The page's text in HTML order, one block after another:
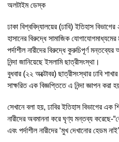
অলটাইম ডেস্ক
ঢাকা বিশ্ববিদ্যালয়ের (ঢাবি) ইতিহাস
হাসানের বিরুদ্ধে সামাজিক
পর্দাশীল নারীদের বিরুদ্ধে কুরুচিপূর্ণ
নিন্দা জানিয়েছে ইসলামি ছাত্রীসংস্থা।
বুধবার (২২ অক্টোবর) ছাত্রীসংস্থার ঢাবি
সাক্ষরিত এক বিজ্ঞপ্তিতে এ নিন্দা জ্ঞাপন করা
সেখানে বলা হয়, ঢাবির ইতিহাস বিভাগের এক
নারীদের অবমাননা করে ঘৃণ্য মন্তব্য করেছে-
এবং পর্দাশীল নারীদের ‘মুখ দেখানোর হেডম